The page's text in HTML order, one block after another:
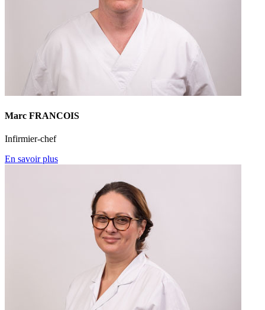
Marc FRANCOIS
Infirmier-chef
En savoir plus